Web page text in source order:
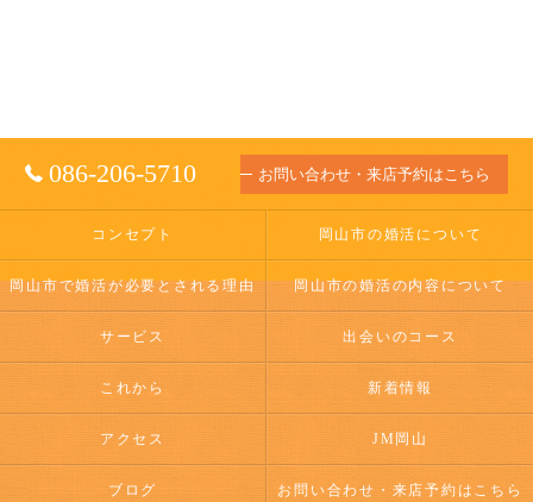
086-206-5710 お問い合わせ・来店予約はこちら
コンセプト 岡山市の婚活について
岡山市で婚活が必要とされる理由 岡山市の婚活の内容について
サービス 出会いのコース
これから 新着情報
アクセス JM岡山
ブログ お問い合わせ・来店予約はこちら